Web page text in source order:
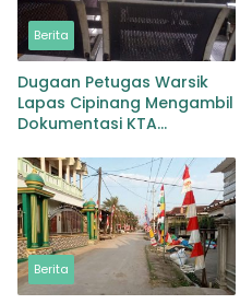
Berita
Dugaan Petugas Warsik
Lapas Cipinang Mengambil
Dokumentasi KTA
Perintah,Tuai Sorotan
Berita